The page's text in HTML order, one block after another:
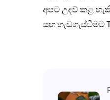
අපට උදව් කළ
සහ හැඩගැස්වීමට